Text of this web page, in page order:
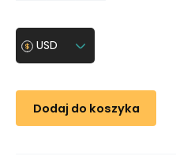
ć
o
USD
Dodaj do koszyka